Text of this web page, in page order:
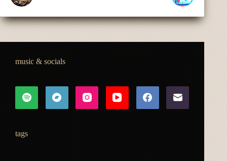
music & socials
tags